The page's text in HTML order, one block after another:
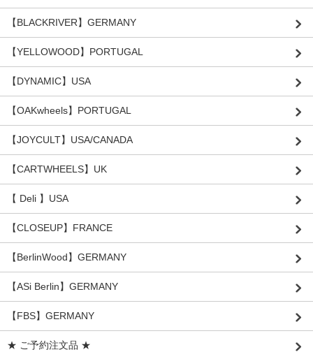
【BLACKRIVER】GERMANY
【YELLOWOOD】PORTUGAL
【DYNAMIC】USA
【OAKwheels】PORTUGAL
【JOYCULT】USA/CANADA
【CARTWHEELS】UK
【 Deli 】USA
【CLOSEUP】FRANCE
【BerlinWood】GERMANY
【ASi Berlin】GERMANY
【FBS】GERMANY
★ ご予約注文品 ★